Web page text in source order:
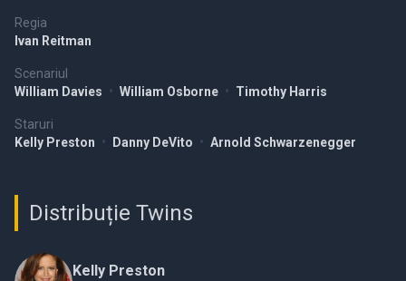
Regia
Ivan Reitman
Scenariul
William Davies • William Osborne • Timothy Harris
Staruri
Kelly Preston • Danny DeVito • Arnold Schwarzenegger
Distribuție Twins
Kelly Preston